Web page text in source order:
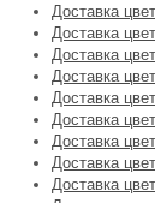
Доставка
Доставка
Доставка
Доставка
Доставка
Доставка
Доставка
Доставка
Доставка